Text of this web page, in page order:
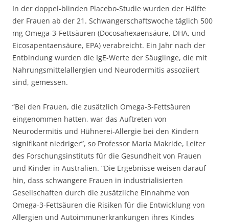
In der doppel-blinden Placebo-Studie wurden der Hälfte
der Frauen ab der 21. Schwangerschaftswoche täglich 500
mg Omega-3-Fettsäuren (Docosahexaensäure, DHA, und
Eicosapentaensäure, EPA) verabreicht. Ein Jahr nach der
Entbindung wurden die IgE-Werte der Säuglinge, die mit
Nahrungsmittelallergien und Neurodermitis assoziiert
sind, gemessen.
“Bei den Frauen, die zusätzlich Omega-3-Fettsäuren
eingenommen hatten, war das Auftreten von
Neurodermitis und Hühnerei-Allergie bei den Kindern
signifikant niedriger”, so Professor Maria Makride, Leiter
des Forschungsinstituts für die Gesundheit von Frauen
und Kinder in Australien. “Die Ergebnisse weisen darauf
hin, dass schwangere Frauen in industrialisierten
Gesellschaften durch die zusätzliche Einnahme von
Omega-3-Fettsäuren die Risiken für die Entwicklung von
Allergien und Autoimmunerkrankungen ihres Kindes